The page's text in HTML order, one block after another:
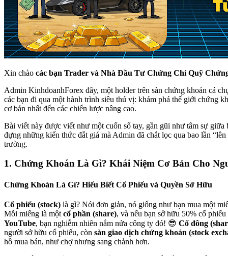
Xin chào các bạn Trader và Nhà Đầu Tư Chứng Chỉ Quỹ
Admin KinhdoanhForex đây, một holder trên sàn chứng khoán cả
các bạn đi qua một hành trình siêu thú vị: khám phá thế giới chứng
cơ bản nhất đến các chiến lược nâng cao.
Bài viết này được viết như một cuốn sổ tay, gần gũi như tâm sự giữa
đựng những kiến thức đắt giá mà Admin đã chắt lọc qua bao lần
trường.
1. Chứng Khoán Là Gì? Khái Niệm Cơ Bản Cho
Chứng Khoán Là Gì? Hiểu Biết Cổ Phiếu và Quyền Sở Hữu
Cổ phiếu (stock) là gì? Nói đơn giản, nó giống như bạn mua một
Mỗi miếng là một cổ phần (share), và nếu bạn sở hữu 50% cổ
YouTube, bạn nghiễm nhiên nắm nửa công ty đó! 😎 Cổ đông
người sở hữu cổ phiếu, còn sàn giao dịch chứng khoán (stock
hồ mua bán, như chợ nhưng sang chảnh hơn.